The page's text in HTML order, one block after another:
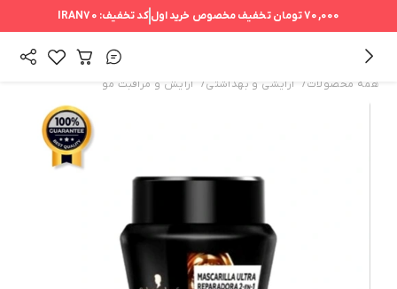
70,000 تومان تخفیف مخصوص خرید اول کد تخفیف: IRAN70
همه محصولات/ آرایشی و بهداشتی/ آرایش و مراقبت مو